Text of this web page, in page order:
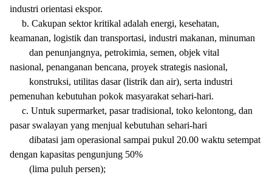
industri orientasi ekspor.
b. Cakupan sektor kritikal adalah energi, kesehatan,
keamanan, logistik dan transportasi, industri makanan, minuman
dan penunjangnya, petrokimia, semen, objek vital
nasional, penanganan bencana, proyek strategis nasional,
konstruksi, utilitas dasar (listrik dan air), serta industri
pemenuhan kebutuhan pokok masyarakat sehari-hari.
c. Untuk supermarket, pasar tradisional, toko kelontong, dan
pasar swalayan yang menjual kebutuhan sehari-hari
dibatasi jam operasional sampai pukul 20.00 waktu setempat
dengan kapasitas pengunjung 50%
(lima puluh persen);